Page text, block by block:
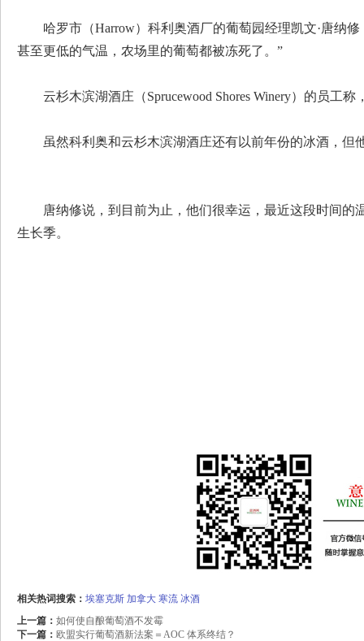
哈罗市（Harrow）科利奥酒厂的葡萄园经理凯文·唐纳
甚至更低的气温，农场里的葡萄都被冻死了。”
云杉木滨湖酒庄（Sprucewood Shores Winery）的员工
虽然科利奥和云杉木滨湖酒庄还有以前年份的冰酒，但
唐纳修说，到目前为止，他们很幸运，最近这段时间的
生长季。
相关热词搜索： 埃塞克斯 加拿大 寒流 冰酒
上一篇： 如何使自酿葡萄酒不发霉
下一篇： 欧盟实行葡萄酒新法案＝AOC 体系终结？